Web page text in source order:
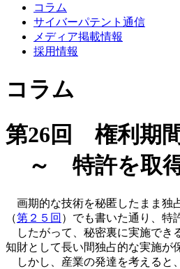
コラム
サイバーパテント通信
メディア掲載情報
採用情報
コラム
第26回 権利期
～ 特許を取
画期的な技術を秘匿したまま独
（第２５回 ）でも書いた通り、特
したがって、秘密裏に実施でき
知財として長い間独占的な実施が
しかし、産業の発達を考えると